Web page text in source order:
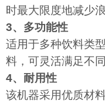
时最大限度地减少浪
3、多功能性
适用于多种饮料类
料，可灵活满足不
4、耐用性
该机器采用优质材